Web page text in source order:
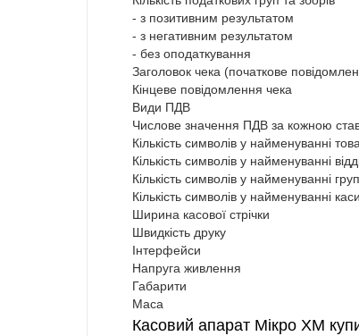
- з позитивним результатом
- з негативним результатом
- без оподаткування
Заголовок чека (початкове
Кінцеве повідомлення чека
Види ПДВ
Числове значення ПДВ за кожною
Кількість символів у найменуванні
Кількість символів у найменуванні
Кількість символів у найменуванні
Кількість символів у найменуванні
Ширина касової стрічки
Швидкість друку
Інтерфейси
Напруга живлення
Габарити
Маса
Касовий апарат Мікро ХМ